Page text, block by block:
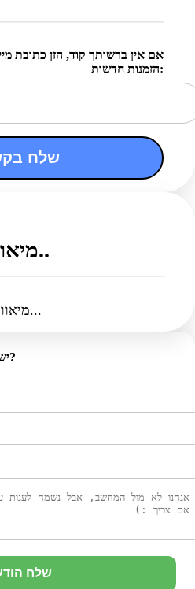
אם אין ברשותך קוד, הזן כתובת
הזמנות חדשות:
שלח בקשה
מיאווו..
מיאווו...
יש לכם שאלות? נתקלתם בבאג?
שלח הודעה